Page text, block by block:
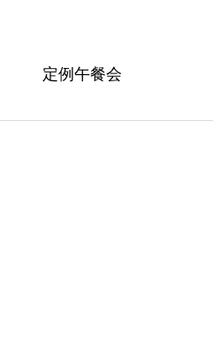
定例午餐会